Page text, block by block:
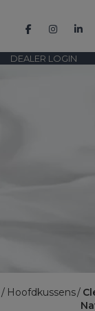
DEALER LOGIN
Hoofdkussens